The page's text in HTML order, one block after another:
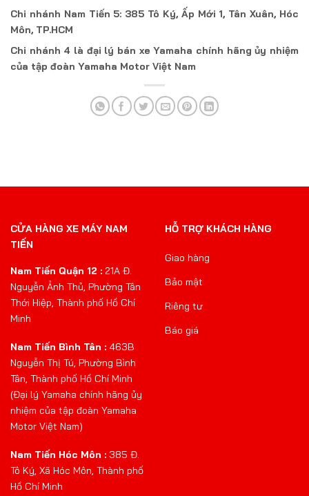
Chi nhánh Nam Tiến 5: 385 Tô Ký, Ấp Mới 1, Tân Xuân, Hóc
Môn, TP.HCM
Chi nhánh 4 là đại lý bán xe Yamaha chính hãng ủy nhiệm
của tập đoàn Yamaha Motor Việt Nam
CỬA HÀNG XE MÁY NAM
TIẾN
Nam Tiến Quận 12 : 21A Đ.
Nguyễn Ảnh Thủ, Phường Tân
Thới Hiệp, Thành phố Hồ Chí
Minh
Nam Tiến Bình Tân : 463B
Nguyễn Thị Tú, Phường Bình
Tân, Thành phố Hồ Chí Minh
(Đại lý Yamaha chính hãng ủy
nhiệm của tập đoàn Yamaha
Motor Việt Nam)
Nam Tiến Hóc Môn : 385 Đ.
Tô Ký, Xã Hóc Môn, Thành phố
Hồ Chí Minh
HỖ TRỢ KHÁCH HÀNG
Giao hàng
Bảo mật
Riêng tư
Báo giá